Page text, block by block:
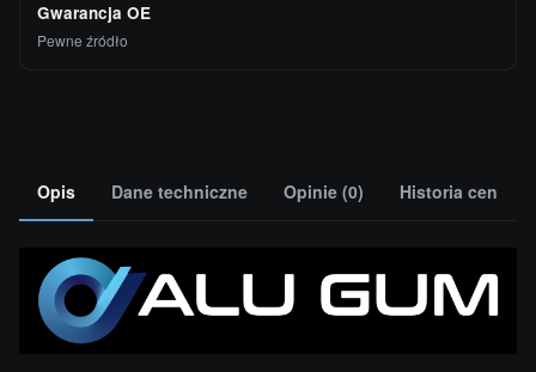
Gwarancja OE
Pewne źródło
Opis Dane techniczne Opinie (0) Historia cen